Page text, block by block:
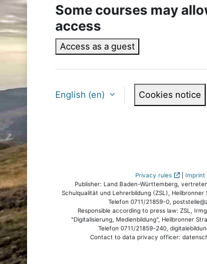
Some courses may
access
Access as a guest
English ‎(en)‎ Cookies notice
Privacy rules | Imprint
Publisher: Land Baden-Württemberg,
Schulqualität und Lehrerbildung (ZSL), Heilbronner
Telefon 0711/21859-0,
Responsible according to press law: ZSL,
"Digitalisierung, Medienbildung", Heilbronner
Telefon 0711/21859-240,
Contact to data privacy officer: